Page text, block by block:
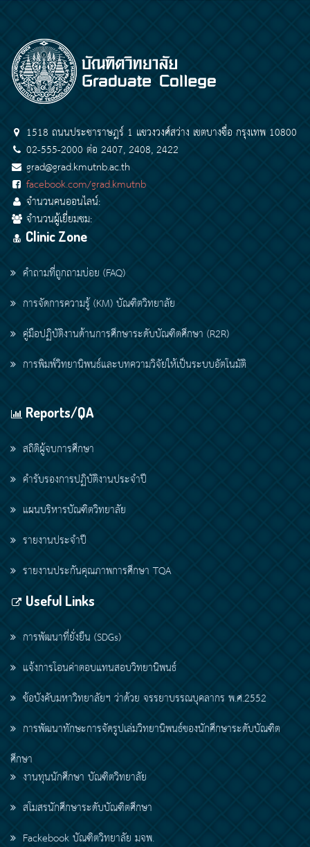
1518 ถนนประชาราษฎร์ 1 แขวงวงศ์สว่าง เขตบางซื่อ กรุงเทพ 10800
02-555-2000 ต่อ 2407, 2408, 2422
grad@grad.kmutnb.ac.th
facebook.com/grad.kmutnb
จำนวนคนออนไลน์:
จำนวนผู้เยี่ยมชม:
Clinic Zone
คำถามที่ถูกถามบ่อย (FAQ)
การจัดการความรู้ (KM) บัณฑิตวิทยาลัย
คู่มือปฏิบัติงานด้านการศึกษาระดับบัณฑิตศึกษา (R2R)
การพิมพ์วิทยานิพนธ์และบทความวิจัยให้เป็นระบบอัตโนมัติ
Reports/QA
สถิติผู้จบการศึกษา
คำรับรองการปฏิบัติงานประจำปี
แผนบริหารบัณฑิตวิทยาลัย
รายงานประจำปี
รายงานประกันคุณภาพการศึกษา TQA
Useful Links
การพัฒนาที่ยั่งยืน (SDGs)
แจ้งการโอนค่าตอบแทนสอบวิทยานิพนธ์
ข้อบังคับมหาวิทยาลัยฯ ว่าด้วย จรรยาบรรณบุคลากร พ.ศ.2552
การพัฒนาทักษะการจัดรูปเล่มวิทยานิพนธ์ของนักศึกษาระดับบัณฑิต
ศึกษา
งานทุนนักศึกษา บัณฑิตวิทยาลัย
สโมสรนักศึกษาระดับบัณฑิตศึกษา
Fackebook บัณฑิตวิทยาลัย มจพ.